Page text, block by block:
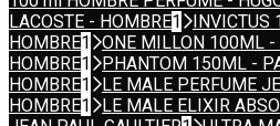
LACOSTE - HOMBRE1
HOMBRE1
ONE MILLON 100ML -
HOMBRE1
PHANTOM 150ML -
HOMBRE1
LE MALE PERFUME
HOMBRE1
LE MALE ELIXIR